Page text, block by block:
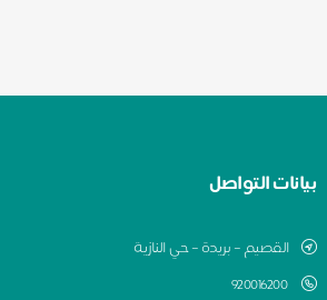
بيانات التواصل
القصيم – بريدة – حي النازية
920016200